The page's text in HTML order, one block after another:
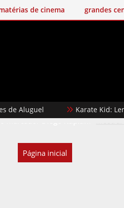
de cinema grandes
Aluguel Karate Kid: Lendas
o marcadorDiego Kaplan.
Página inicial